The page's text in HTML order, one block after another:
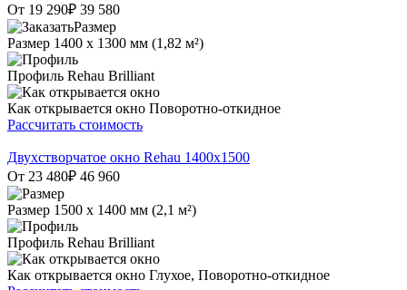
От 19 290₽ 39 580
Размер 1400 х 1300 мм (1,82 м²)
Профиль Rehau Brilliant
Как открывается окно Поворотно-откидное
Рассчитать стоимость
Двухстворчатое окно Rehau 1400x1500
От 23 480₽ 46 960
Размер 1500 х 1400 мм (2,1 м²)
Профиль Rehau Brilliant
Как открывается окно Глухое, Поворотно-откидное